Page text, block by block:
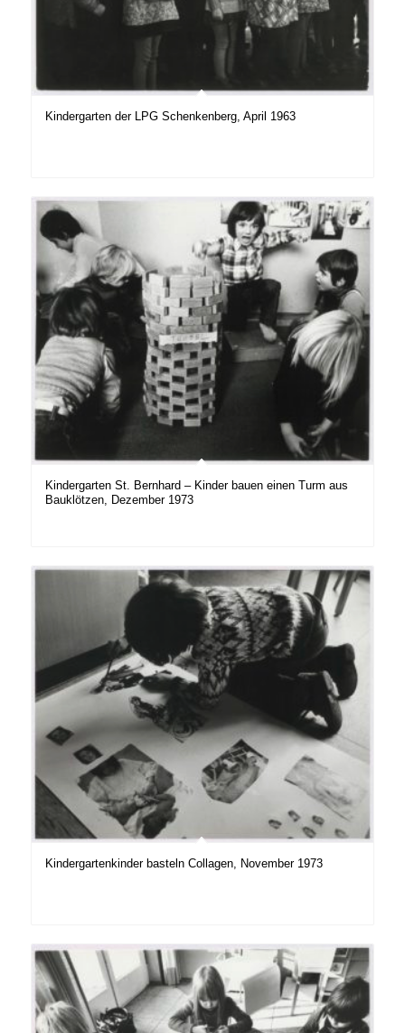
Kindergarten der LPG Schenkenberg, April 1963
Kindergarten St. Bernhard – Kinder bauen einen Turm aus
Bauklötzen, Dezember 1973
Kindergartenkinder basteln Collagen, November 1973